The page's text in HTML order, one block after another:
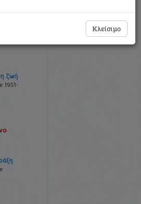
ζωή
1951-
Κλείσιμο